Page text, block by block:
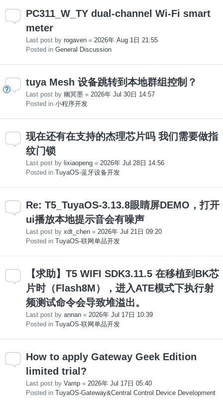
PC311_W_TY dual-channel Wi-Fi smart
meter
Last post by rogaven « 2026年 Aug 1日 21:55
Posted in General Discussion
tuya Mesh 设备跳转到本地群组控制？
Last post by 幽冥墨 « 2026年 Jul 30日 14:57
Posted in 小程序开发
现在还有在支持的杰理芯片吗 我们需要做指
纹门锁
Last post by lixiaopeng « 2026年 Jul 28日 14:56
Posted in TuyaOS-蓝牙设备开发
Re: T5_TuyaOS-3.13.8眼睛屏DEMO，打开
ui播放本地提示音会有噪声
Last post by xdt_chen « 2026年 Jul 21日 09:20
Posted in TuyaOS-联网单品开发
【求助】T5 WIFI SDK3.11.5 在移植到BK芯
片时（Flash8M），进入ATE模式下执行射
频测试命令会导致堆溢出。
Last post by annan « 2026年 Jul 17日 10:39
Posted in TuyaOS-联网单品开发
How to apply Gateway Geek Edition
limited trial?
Last post by Vamp « 2026年 Jul 17日 05:40
Posted in TuyaOS-Gateway&Central Control Device Development